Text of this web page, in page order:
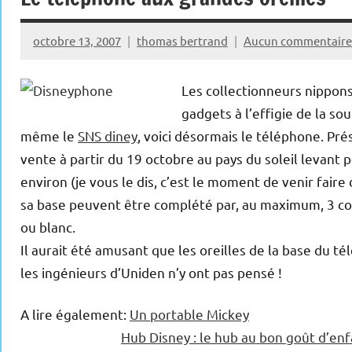
octobre 13, 2007 thomas bertrand Aucun commentaire
Les collectionneurs
gadgets à l’effigie de la
même le SNS diney , voici désormais le téléphone.
vente à partir du 19 octobre au pays du soleil levant
environ (je vous le dis, c’est le moment de venir
sa base peuvent être complété par, au maximum, 3
ou blanc.
Il aurait été amusant que les oreilles de la base du
les ingénieurs d’Uniden n’y ont pas pensé !
A lire également: Un portable Mickey
Hub Disney : le hub au bon goût